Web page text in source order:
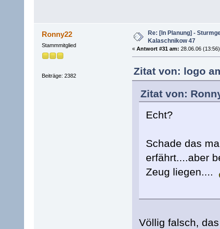
Ronny22
Stammmitglied
Beiträge: 2382
Re: [In Planung] -
Kalaschnikow 47
« Antwort #31 am: 28.06.06
Zitat von: logo
Zitat von:
Echt?
Schade das
erfährt....aber
Zeug liegen....
Völlig falsch,